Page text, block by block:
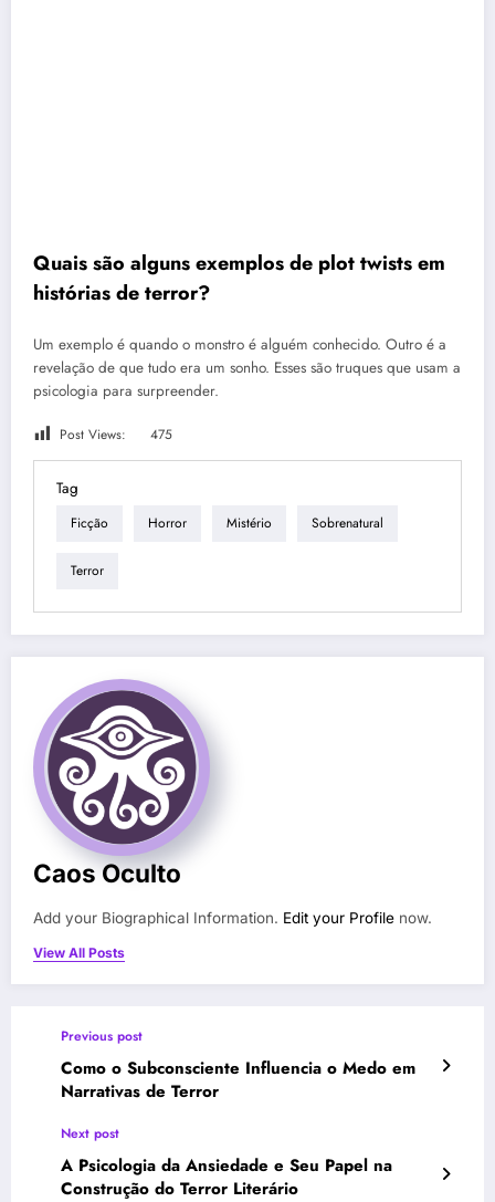
Quais são alguns exemplos de plot twists em
histórias de terror?
Um exemplo é quando o monstro é alguém conhecido. Outro é a
revelação de que tudo era um sonho. Esses são truques que usam a
psicologia para surpreender.
Post Views: 475
Tag
Ficção Horror Mistério Sobrenatural
Terror
Caos Oculto
Add your Biographical Information. Edit your Profile now.
View All Posts
Previous post
Como o Subconsciente Influencia o Medo em
Narrativas de Terror
Next post
A Psicologia da Ansiedade e Seu Papel na
Construção do Terror Literário